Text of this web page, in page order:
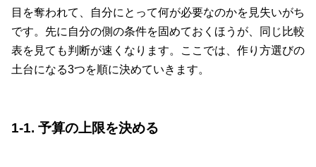
目を奪われて、自分にとって何が必要なのかを見失いがち
です。先に自分の側の条件を固めておくほうが、同じ比較
表を見ても判断が速くなります。ここでは、作り方選びの
土台になる3つを順に決めていきます。
1-1. 予算の上限を決める